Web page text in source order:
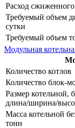
Расход
Требуемый объем
сутки
Требуемый объем
Модульная
Количество котлов
Количество блок-
Размер котельной,
длина/ширина/
Масса котельной
тонн